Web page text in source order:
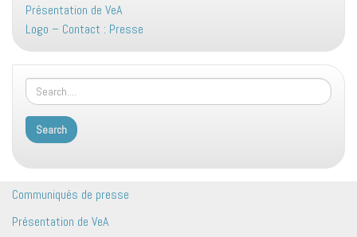
Présentation de VeA
Logo – Contact : Presse
Communiqués de presse
Présentation de VeA